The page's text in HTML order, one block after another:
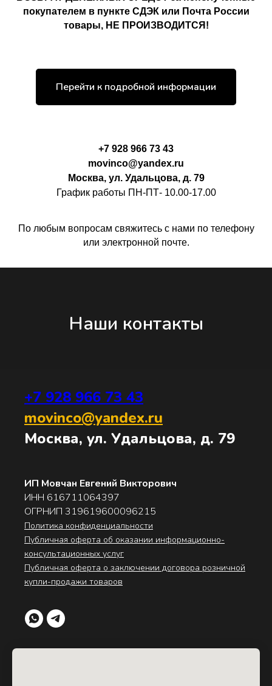
покупателем в пункте СДЭК или Почта России
товары, НЕ ПРОИЗВОДИТСЯ!
Перейти к подробной информации
+7 928 966 73 43
movinco@yandex.ru
Москва, ул. Удальцова, д. 79
График работы ПН-ПТ- 10.00-17.00
По любым вопросам свяжитесь с нами по телефону
или электронной почте.
Наши контакты
+7 928 966 73 43
movinco@yandex.ru
Москва, ул. Удальцова, д. 79
ИП Мовчан Евгений Викторович
ИНН 616711064397
ОГРНИП 319619600096215
Политика конфиденциальности
Публичная оферта об оказании информационно-
консультационных услуг
Публичная оферта о заключении договора розничной
купли-продажи товаров